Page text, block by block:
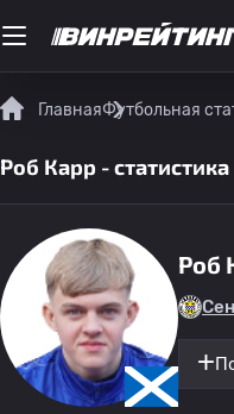
ГлавнаяФутбольная
Роб Карр -
Роб